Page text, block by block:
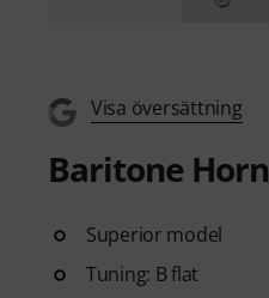
Visa översättning
Baritone Horn
Superior model
Tuning: B flat